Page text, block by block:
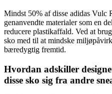
Mindst 50% af disse adidas Vulc
genanvendte materialer som en
reducere plastikaffald. Ved at
sko med til at mindske
bæredygtig fremtid.
Hvordan adskiller
disse sko sig fra andre